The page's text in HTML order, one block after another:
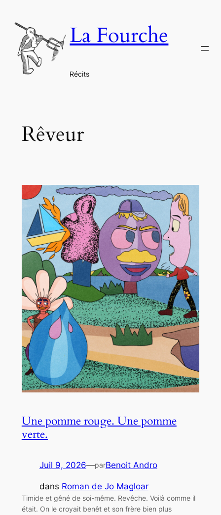
contenu
La Fourche
Récits
Rêveur
Une pomme rouge. Une pomme
verte.
Juil 9, 2026—parBenoit Andro
dans Roman de Jo Magloar
Timide et gêné de soi-même. Revêche. Voilà comme il
était. On le croyait benêt et son frère bien plus